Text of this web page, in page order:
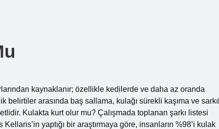
kaynaklanır; özellikle kedilerde ve daha az oranda
belirtiler arasında baş sallama, kulağı sürekli kaşıma ve
Kulakta kurt olur mu? Çalışmada toplanan şarkı listesi
yaptığı bir araştırmaya göre, insanların %98’i kulak